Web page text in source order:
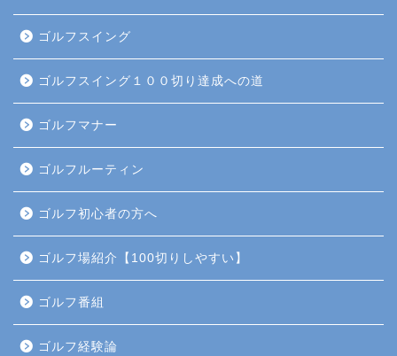
ゴルフスイング
ゴルフスイング１００切り達成への道
ゴルフマナー
ゴルフルーティン
ゴルフ初心者の方へ
ゴルフ場紹介【100切りしやすい】
ゴルフ番組
ゴルフ経験論